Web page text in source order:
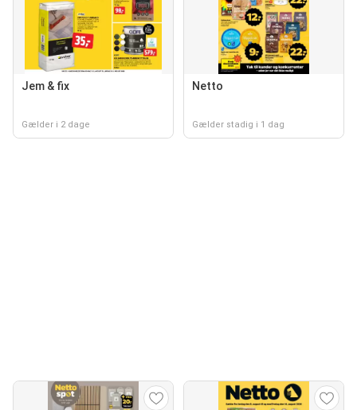
Jem & fix
Gælder i 2 dage
Netto
Gælder stadig i 1 dag